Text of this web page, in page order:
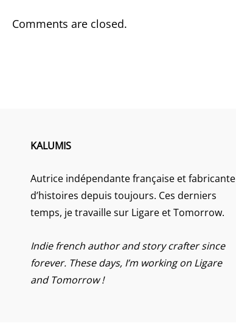
Comments are closed.
KALUMIS
Autrice indépendante française et fabricante
d’histoires depuis toujours. Ces derniers
temps, je travaille sur Ligare et Tomorrow.
Indie french author and story crafter since
forever. These days, I’m working on Ligare
and Tomorrow !